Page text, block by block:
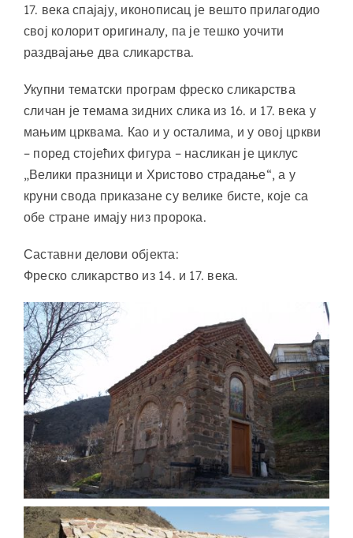
17. века спајају, иконописац је вешто прилагодио
свој колорит оригиналу, па је тешко уочити
раздвајање два сликарства.
Укупни тематски програм фреско сликарства
сличан је темама зидних слика из 16. и 17. века у
мањим црквама. Као и у осталима, и у овој цркви
– поред стојећих фигура – ​​насликан је циклус
„Велики празници и Христово страдање“, а у
круни свода приказане су велике бисте, које са
обе стране имају низ пророка.
Саставни делови објекта:
Фреско сликарство из 14. и 17. века.